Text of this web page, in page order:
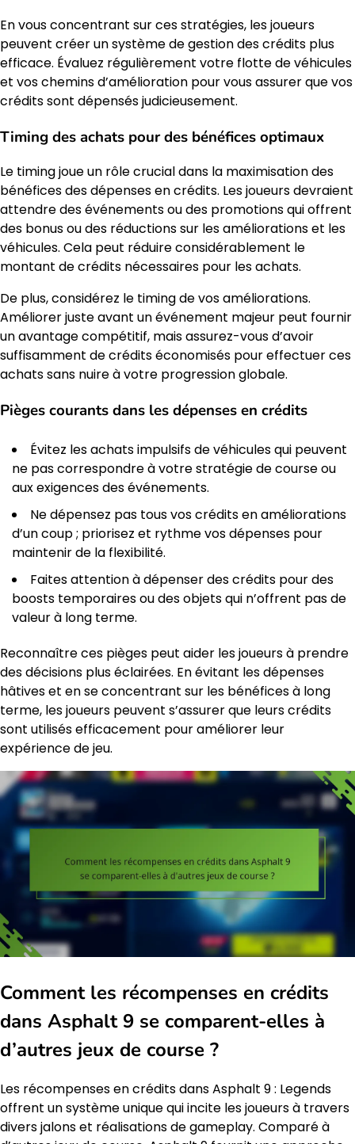
En vous concentrant sur ces stratégies, les joueurs
peuvent créer un système de gestion des crédits plus
efficace. Évaluez régulièrement votre flotte de véhicules
et vos chemins d’amélioration pour vous assurer que vos
crédits sont dépensés judicieusement.
Timing des achats pour des bénéfices optimaux
Le timing joue un rôle crucial dans la maximisation des
bénéfices des dépenses en crédits. Les joueurs devraient
attendre des événements ou des promotions qui offrent
des bonus ou des réductions sur les améliorations et les
véhicules. Cela peut réduire considérablement le
montant de crédits nécessaires pour les achats.
De plus, considérez le timing de vos améliorations.
Améliorer juste avant un événement majeur peut fournir
un avantage compétitif, mais assurez-vous d’avoir
suffisamment de crédits économisés pour effectuer ces
achats sans nuire à votre progression globale.
Pièges courants dans les dépenses en crédits
Évitez les achats impulsifs de véhicules qui peuvent
ne pas correspondre à votre stratégie de course ou
aux exigences des événements.
Ne dépensez pas tous vos crédits en améliorations
d’un coup ; priorisez et rythme vos dépenses pour
maintenir de la flexibilité.
Faites attention à dépenser des crédits pour des
boosts temporaires ou des objets qui n’offrent pas de
valeur à long terme.
Reconnaître ces pièges peut aider les joueurs à prendre
des décisions plus éclairées. En évitant les dépenses
hâtives et en se concentrant sur les bénéfices à long
terme, les joueurs peuvent s’assurer que leurs crédits
sont utilisés efficacement pour améliorer leur
expérience de jeu.
Comment les récompenses en crédits
dans Asphalt 9 se comparent-elles à
d’autres jeux de course ?
Les récompenses en crédits dans Asphalt 9 : Legends
offrent un système unique qui incite les joueurs à travers
divers jalons et réalisations de gameplay. Comparé à